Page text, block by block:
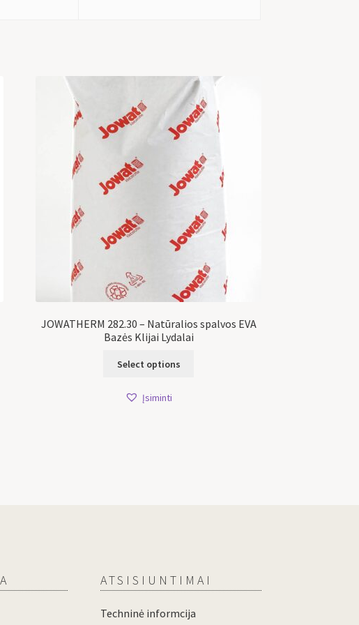
JOWATHERM 282.30 – Natūralios spalvos EVA
Bazės Klijai Lydalai
Select options
Įsiminti
ATSISIUNTIMAI
Techninė informcija